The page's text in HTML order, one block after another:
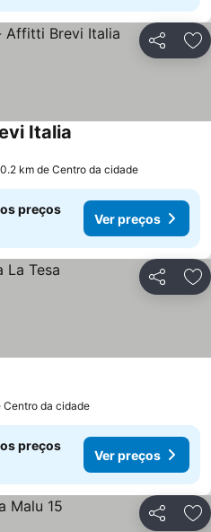
Partilhar
Italia
km de Centro da cidade
preços
Ver preços
Partilhar
Centro da cidade
preços
Ver preços
Partilhar